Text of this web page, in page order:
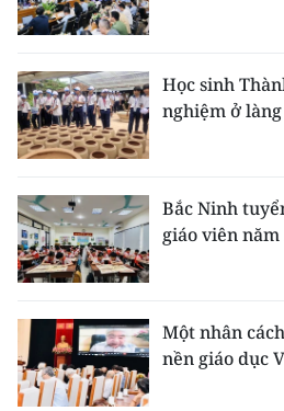
Học sinh
nghiệm ở
Bắc Ninh
giáo viên năm
Một nhân
nền giáo dục